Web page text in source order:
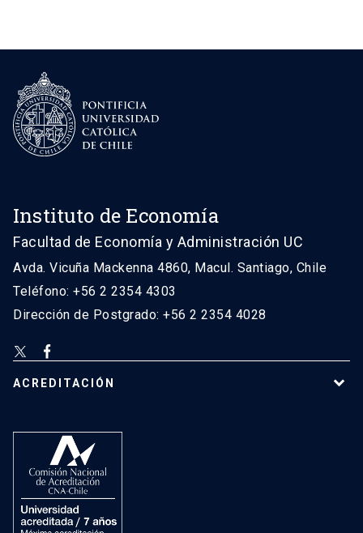
Instituto de Economía
Facultad de Economía y Administración UC
Avda. Vicuña Mackenna 4860, Macul. Santiago, Chile
Teléfono: +56 2 2354 4303
Dirección de Postgrado: +56 2 2354 4028
ACREDITACIÓN